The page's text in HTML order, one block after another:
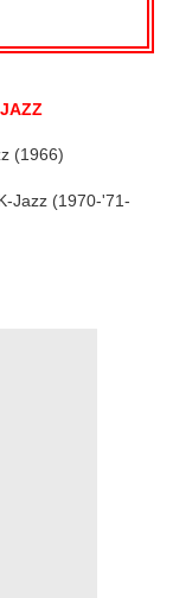
(1966)
Jazz (1970-'71-